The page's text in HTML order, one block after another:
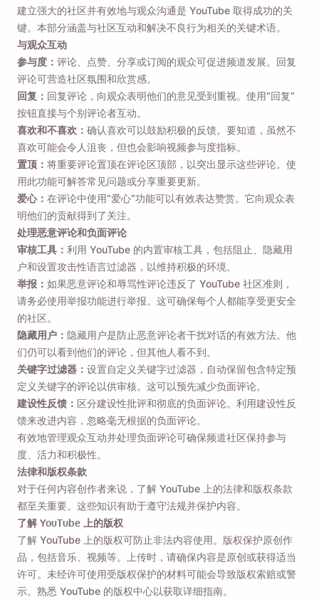
建立强大的社区并有效地与观众沟通是 YouTube 取得成功的关
键。本部分涵盖与社区互动和解决不良行为相关的关键术语。
与观众互动
参与度： 评论、点赞、分享或订阅的观众可促进频道发展。回复
评论可营造社区氛围和欣赏感。
回复： 回复评论，向观众表明他们的意见受到重视。使用“回复”
按钮直接与个别评论者互动。
喜欢和不喜欢： 确认喜欢可以鼓励积极的反馈。要知道，虽然不
喜欢可能会令人沮丧，但也会影响视频参与度指标。
置顶： 将重要评论置顶在评论区顶部，以突出显示这些评论。使
用此功能可解答常见问题或分享重要更新。
爱心： 在评论中使用“爱心”功能可以有效表达赞赏。它向观众表
明他们的贡献得到了关注。
处理恶意评论和负面评论
审核工具： 利用 YouTube 的内置审核工具，包括阻止、隐藏用
户和设置攻击性语言过滤器，以维持积极的环境。
举报： 如果恶意评论和辱骂性评论违反了 YouTube 社区准则，
请务必使用举报功能进行举报。这可确保每个人都能享受更安全
的社区。
隐藏用户： 隐藏用户是防止恶意评论者干扰对话的有效方法。他
们仍可以看到他们的评论，但其他人看不到。
关键字过滤器： 设置自定义关键字过滤器，自动保留包含特定预
定义关键字的评论以供审核。这可以预先减少负面评论。
建设性反馈： 区分建设性批评和彻底的负面评论。利用建设性反
馈来改进内容，忽略毫无根据的负面评论。
有效地管理观众互动并处理负面评论可确保频道社区保持参与
度、活力和积极性。
法律和版权条款
对于任何内容创作者来说，了解 YouTube 上的法律和版权条款
都至关重要。这些知识有助于遵守法规并保护内容。
了解 YouTube 上的版权
了解 YouTube 上的版权可防止非法内容使用。版权保护原创作
品，包括音乐、视频等。上传时，请确保内容是原创或获得适当
许可。未经许可使用受版权保护的材料可能会导致版权索赔或警
示。熟悉 YouTube 的版权中心以获取详细指南。